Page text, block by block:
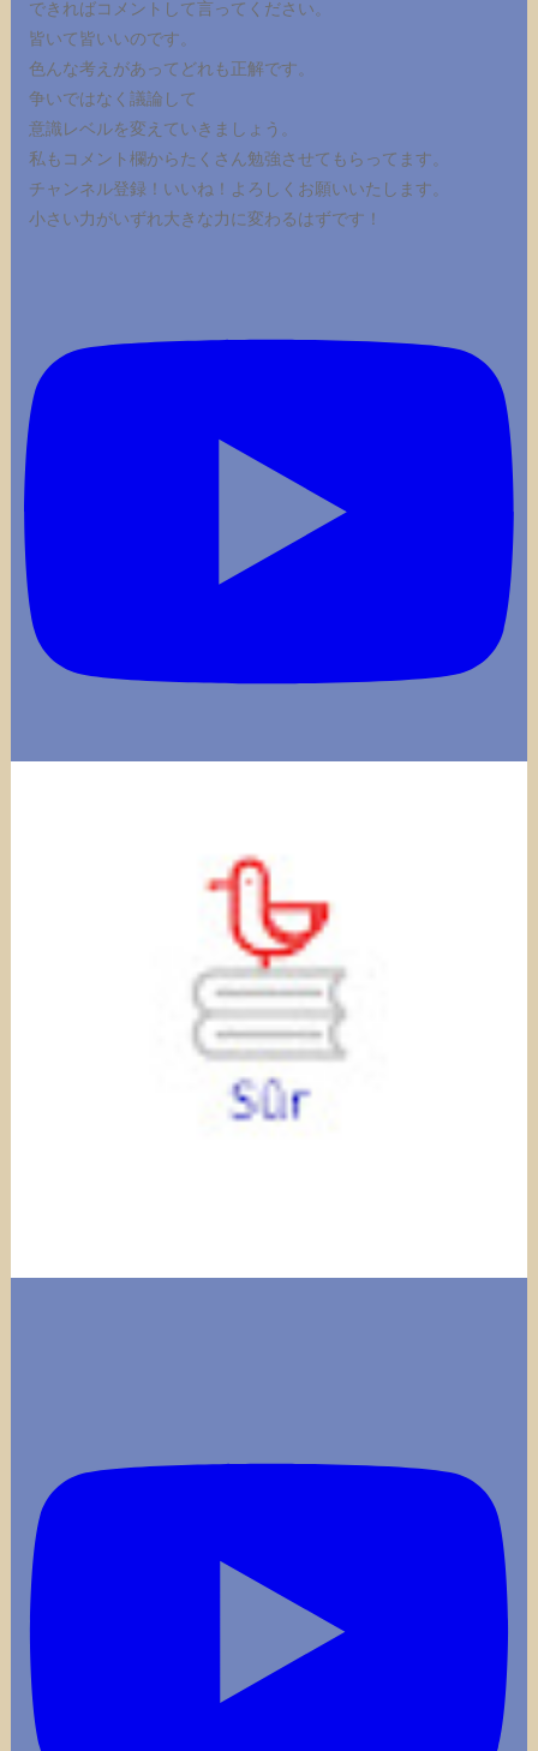
できればコメントして言ってください。
皆いて皆いいのです。
色んな考えがあってどれも正解です。
争いではなく議論して
意識レベルを変えていきましょう。
私もコメント欄からたくさん勉強させてもらってます。
チャンネル登録！いいね！よろしくお願いいたします。
小さい力がいずれ大きな力に変わるはずです！